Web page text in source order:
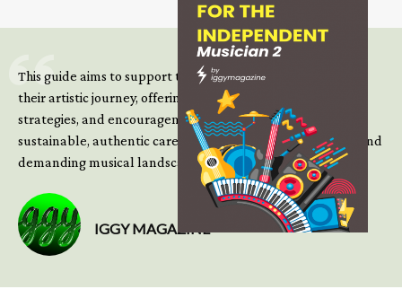
This guide aims to support those climbing the next steps of
their artistic journey, offering practical insight, updated
strategies, and encouragement to continue building
sustainable, authentic careers in an increasingly complex and
demanding musical landscape.
IGGY MAGAZINE